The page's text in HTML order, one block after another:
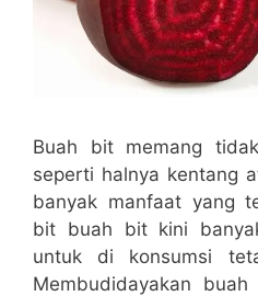
Buah bit memang
seperti halnya kentang
banyak manfaat yang
bit buah bit kini
untuk di konsumsi
Membudidayakan